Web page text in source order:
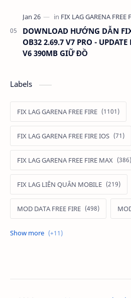
DOWNLOAD HƯỚNG DẪN
OB32 2.69.7 V7 PRO -
V6 390MB GIỮ ĐỒ
Labels
FIX LAG GARENA FREE FIRE
FIX LAG GARENA FREE FIRE IOS
FIX LAG GARENA FREE FIRE MAX
FIX LAG LIÊN QUÂN MOBILE
MOD DATA FREE FIRE
MOD FREE FIRE
MOD LIÊN QUÂN MOBILE IOS